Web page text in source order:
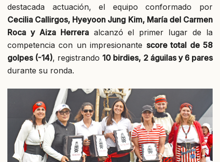
destacada actuación, el equipo conformado por
Cecilia Callirgos, Hyeyoon Jung Kim, María del Carmen
Roca y Aiza Herreraalcanzó el primer lugar de la
competencia con un impresionante score total de 58
golpes (-14), registrando 10 birdies, 2 águilas y 6 pares
durante su ronda.